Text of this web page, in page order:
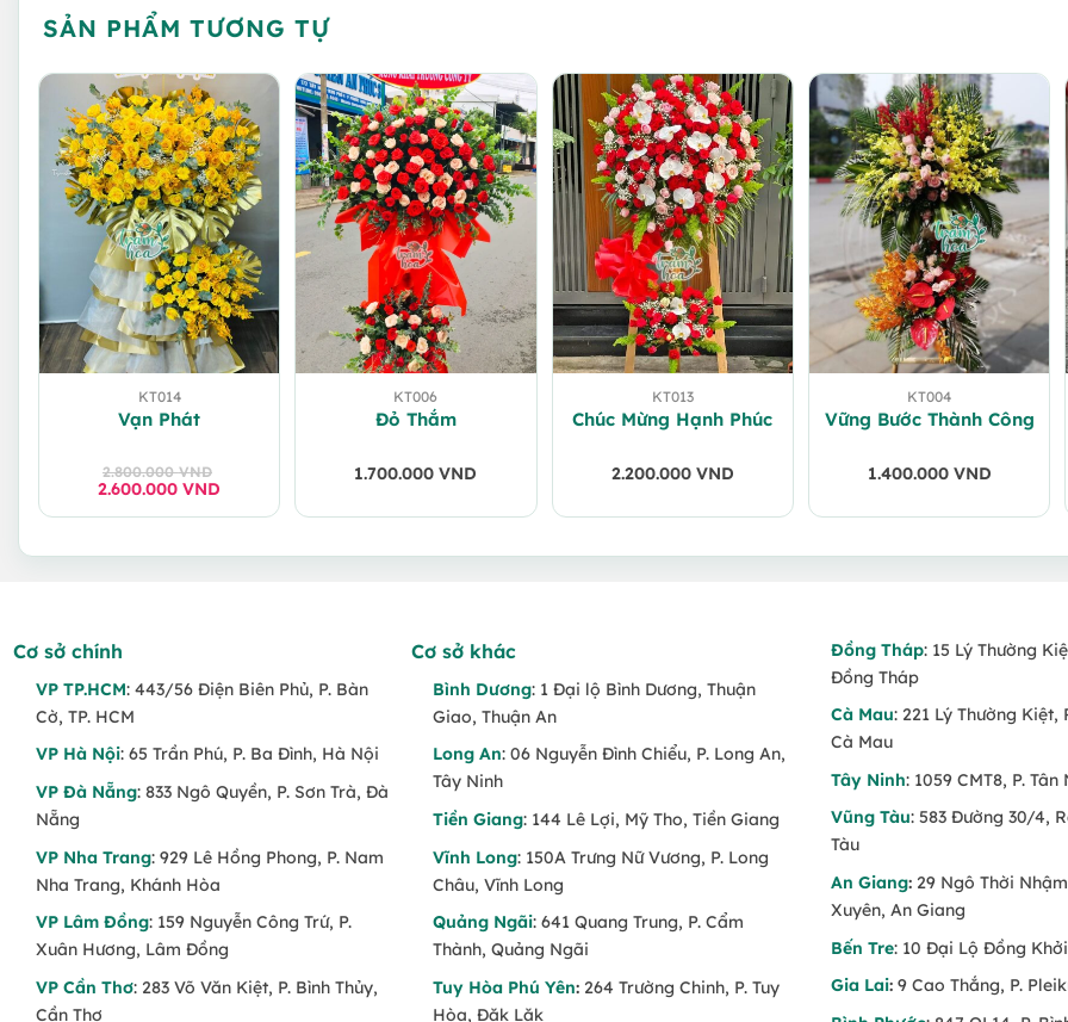
SẢN PHẨM TƯƠNG TỰ
KT014
Vạn Phát
2.800.000VND
Giá
2.600.000VND
Giá
KT006
Đỏ Thắm
1.700.000VND
KT013
Chúc Mừng Hạnh Phúc
2.200.000 VND
KT004
Vững Bước Thành Công
1.400.000 VND
Cơ sở chính
VP TP.HCM: 443/56 Điện Biên Phủ, P. Bàn
Cờ, TP. HCM
VP Hà Nội: 65 Trần Phú, P. Ba Đình, Hà Nội
VP Đà Nẵng: 833 Ngô Quyền, P. Sơn Trà, Đà
Nẵng
VP Nha Trang: 929 Lê Hồng Phong, P. Nam
Nha Trang, Khánh Hòa
VP Lâm Đồng: 159 Nguyễn Công Trứ, P.
Xuân Hương, Lâm Đồng
VP Cần Thơ: 283 Võ Văn Kiệt, P. Bình Thủy,
Cần Thơ
Cơ sở khác
Bình Dương: 1 Đại lộ Bình Dương, Thuận
Giao, Thuận An
Long An: 06 Nguyễn Đình Chiểu, P. Long An,
Tây Ninh
Tiền Giang: 144 Lê Lợi, Mỹ Tho, Tiền Giang
Vĩnh Long: 150A Trưng Nữ Vương, P. Long
Châu, Vĩnh Long
Quảng Ngãi: 641 Quang Trung, P. Cẩm
Thành, Quảng Ngãi
Tuy Hòa Phú Yên: 264 Trường Chinh, P. Tuy
Hòa, Đăk Lăk
Đồng Tháp: 15 Lý Thường
Đồng Tháp
Cà Mau: 221 Lý Thường Kiệt,
Cà Mau
Tây Ninh: 1059 CMT8, P.
Vũng Tàu: 583 Đường 30/4,
Tàu
An Giang: 29 Ngô Thời
Xuyên, An Giang
Bến Tre: 10 Đại Lộ Đồng
Gia Lai: 9 Cao Thắng, P.